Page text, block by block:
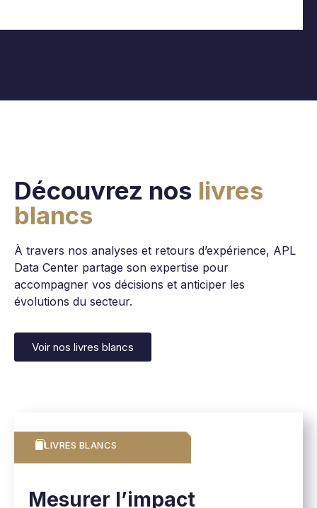
Découvrez nos livres
blancs
À travers nos analyses et retours d’expérience, APL
Data Center partage son expertise pour
accompagner vos décisions et anticiper les
évolutions du secteur.
Voir nos livres blancs
LIVRES BLANCS
Mesurer l’impact